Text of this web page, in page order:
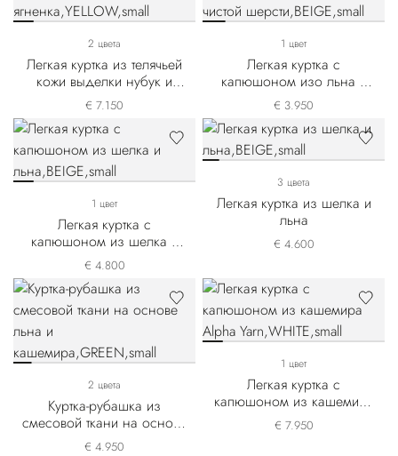
2 цвета
Легкая куртка из телячьей
кожи выделки нубук и
кожи ягненка
€ 7.150
1 цвет
Легкая куртка с
капюшоном изо льна и
чистой шерсти
€ 3.950
1 цвет
Легкая куртка с
капюшоном из шелка и
льна
€ 4.800
3 цвета
Легкая куртка из шелка и
льна
€ 4.600
2 цвета
Куртка-рубашка из
смесовой ткани на основе
льна и кашемира
€ 4.950
1 цвет
Легкая куртка с
капюшоном из кашемира
Alpha Yarn
€ 7.950